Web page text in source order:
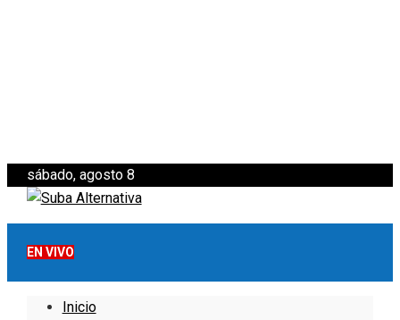
sábado, agosto 8
EN VIVO
Inicio